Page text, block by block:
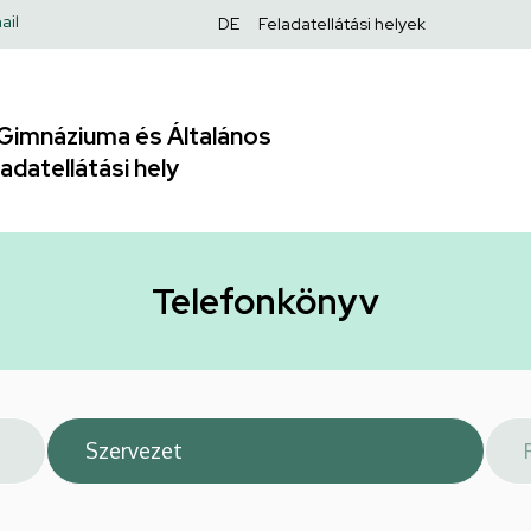
Felső
DE Feladatellátási helyek
és Általános
hely
Telefonkönyv